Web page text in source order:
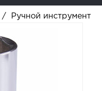
/ Ручной инструмент